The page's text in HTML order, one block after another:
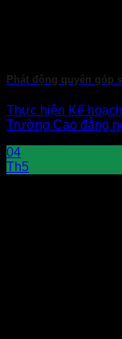
Phát động quyên góp
Thực hiện Kế
Trường Cao đẳng
04
Th5